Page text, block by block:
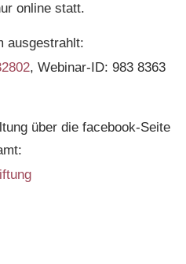
online statt.
ausgestrahlt:
, Webinar-ID: 983 8363
über die facebook-Seite